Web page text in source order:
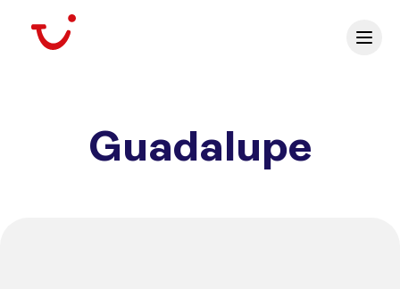
Guadalupe